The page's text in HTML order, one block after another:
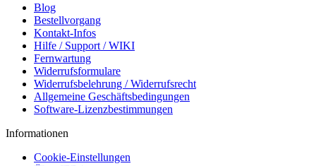
Blog
Bestellvorgang
Kontakt-Infos
Hilfe / Support / WIKI
Fernwartung
Widerrufsformulare
Widerrufsbelehrung / Widerrufsrecht
Allgemeine Geschäftsbedingungen
Software-Lizenzbestimmungen
Informationen
Cookie-Einstellungen